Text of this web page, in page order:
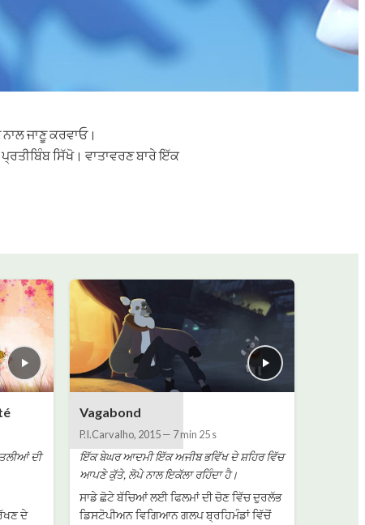
ਜਾਣੂ ਕਰਵਾਓ।
ਸਿੱਖੋ। ਵਾਤਾਵਰਣ ਬਾਰੇ ਇੱਕ
ਦੀ
ਦੇ
Vagabond
P.I.Carvalho, 2015— 7 min 25 s
ਇੱਕ ਬੇਘਰ ਆਦਮੀ ਇੱਕ ਅਜੀਬ ਭਵਿੱਖ ਦੇ ਸ਼ਹਿਰ ਵਿੱਚ
ਆਪਣੇ ਕੁੱਤੇ, ਲੋਪੇ ਨਾਲ ਇਕੱਲਾ ਰਹਿੰਦਾ ਹੈ।
ਸਾਡੇ ਛੋਟੇ ਬੱਚਿਆਂ ਲਈ ਫਿਲਮਾਂ ਦੀ ਚੋਣ ਵਿੱਚ ਦੁਰਲੱਭ
ਡਿਸਟੋਪੀਅਨ ਵਿਗਿਆਨ ਗਲਪ ਬ੍ਰਹਿਮੰਡਾਂ ਵਿੱਚੋਂ